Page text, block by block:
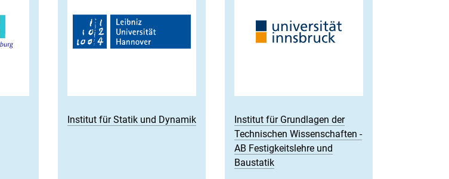
Institut für Statik und Dynamik
Institut für Grundlagen der
Technischen Wissenschaften -
AB Festigkeitslehre und
Baustatik